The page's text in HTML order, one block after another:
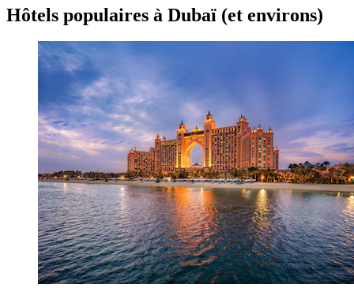
Hôtels populaires à Dubaï (et environs)